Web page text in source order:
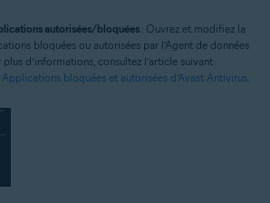
autorisées/bloquées : Ouvrez et modifiez la
bloquées ou autorisées par l’Agent de données
plus d’informations, consultez l’article suivant :
Applications bloquées et autorisées d’Avast Antivirus.